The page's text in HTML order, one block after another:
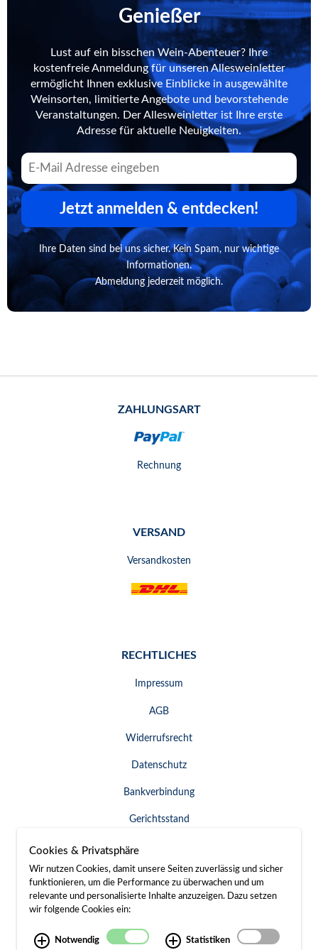
Genießer
Lust auf ein bisschen Wein-Abenteuer? Ihre
kostenfreie Anmeldung für unseren Allesweinletter
ermöglicht Ihnen exklusive Einblicke in ausgewählte
Weinsorten, limitierte Angebote und bevorstehende
Veranstaltungen. Der Allesweinletter ist Ihre erste
Adresse für aktuelle Neuigkeiten.
Jetzt anmelden & entdecken!
Ihre Daten sind bei uns sicher. Kein Spam, nur wichtige
Informationen.
Abmeldung jederzeit möglich.
ZAHLUNGSART
Rechnung
VERSAND
Versandkosten
RECHTLICHES
Impressum
AGB
Widerrufsrecht
Datenschutz
Bankverbindung
Gerichtsstand
Widerruf erklären
SERVICE & KONTAKT
Besuch / Anfahrt
Cookies & Privatsphäre
Wir nutzen Cookies, damit unsere Seiten zuverlässig und sicher
funktionieren, um die Performance zu überwachen und um
relevante und personalisierte Inhalte anzuzeigen. Dazu setzen
wir folgende Cookies ein:
Notwendig Statistiken